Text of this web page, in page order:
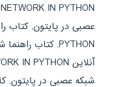
IN PYTHON
عصبی در پایتون,
PYTHON
, کتاب راهنما
آنلاین NEURAL NETWORK IN PYTHON
شبکه عصبی در پایتون,